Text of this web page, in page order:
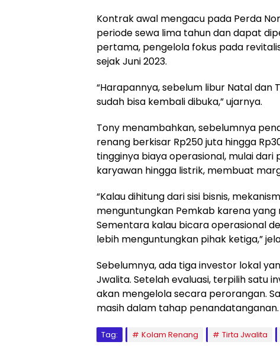
Kontrak awal mengacu pada Perda
periode sewa lima tahun dan dapat
pertama, pengelola fokus pada
sejak Juni 2023.
“Harapannya, sebelum libur Natal dan
sudah bisa kembali dibuka,” ujarnya.
Tony menambahkan, sebelumnya
renang berkisar Rp250 juta hingga
tingginya biaya operasional, mulai dari
karyawan hingga listrik, membuat
“Kalau dihitung dari sisi bisnis,
menguntungkan Pemkab karena yang
Sementara kalau bicara operasional
lebih menguntungkan pihak ketiga,”
Sebelumnya, ada tiga investor lokal
Jwalita. Setelah evaluasi, terpilih satu
akan mengelola secara perorangan.
masih dalam tahap penandatanganan.
Tag: Kolam Renang Tirta Jwalita